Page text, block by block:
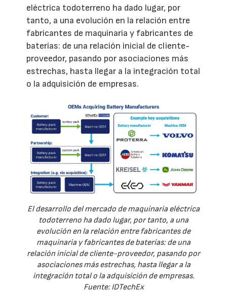
eléctrica todoterreno ha dado lugar, por
tanto, a una evolución en la relación entre
fabricantes de maquinaria y fabricantes de
baterías: de una relación inicial de cliente-
proveedor, pasando por asociaciones más
estrechas, hasta llegar a la integración total
o la adquisición de empresas.
El desarrollo del mercado de maquinaria eléctrica
todoterreno ha dado lugar, por tanto, a una
evolución en la relación entre fabricantes de
maquinaria y fabricantes de baterías: de una
relación inicial de cliente-proveedor, pasando por
asociaciones más estrechas, hasta llegar a la
integración total o la adquisición de empresas.
Fuente: IDTechEx